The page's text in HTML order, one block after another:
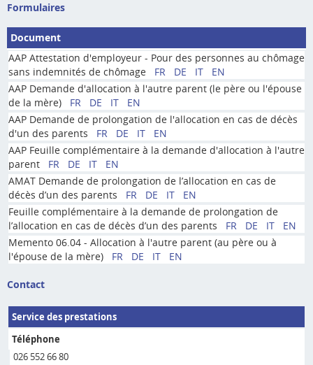
Formulaires
Document
AAP Attestation d'employeur - Pour des personnes au chômage
sans indemnités de chômage FR DE IT
EN
AAP Demande d'allocation à l'autre parent (le père ou l'épouse
de la mère) FR DE IT
EN
AAP Demande de prolongation de l'allocation en cas de décès
d'un des parents FR DE IT
EN
AAP Feuille complémentaire à la demande d'allocation à l'autre
parent FR DE IT
EN
AMAT Demande de prolongation de l’allocation en cas de
décès d’un des parents FR DE IT
EN
Feuille complémentaire à la demande de prolongation de
l’allocation en cas de décès d’un des parents FR DE IT
EN
Memento 06.04 - Allocation à l'autre parent (au père ou à
l'épouse de la mère) FR DE IT EN
Contact
Service des prestations
Téléphone
026 552 66 80